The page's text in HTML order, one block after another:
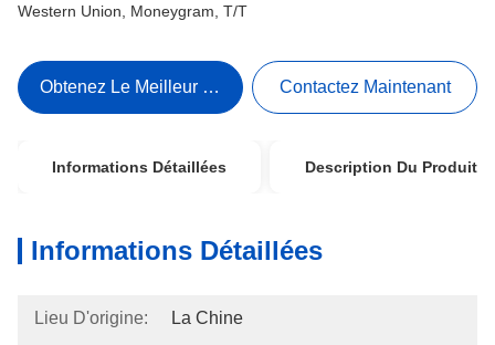
Western Union, Moneygram, T/T
Obtenez Le Meilleur Prix Contactez Maintenant
Informations Détaillées Description Du Produit
Informations Détaillées
Lieu D'origine: La Chine